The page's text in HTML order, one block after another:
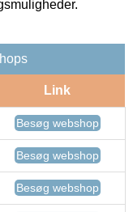
Link
Besøg webshop
Besøg webshop
Besøg webshop